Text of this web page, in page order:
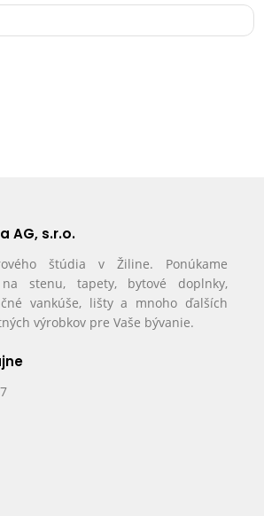
AG, s.r.o.
štúdia v Žiline. Ponúkame
stenu, tapety, bytové doplnky,
vankúše, lišty a mnoho ďalších
výrobkov pre Vaše bývanie.